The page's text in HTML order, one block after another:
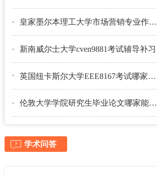
皇家墨尔本理工大学市场营销专业作业辅导推荐
新南威尔士大学cven9881考试辅导补习
英国纽卡斯尔大学EEE8167考试哪家能辅导？
伦敦大学学院研究生毕业论文哪家能辅导？
学术问答